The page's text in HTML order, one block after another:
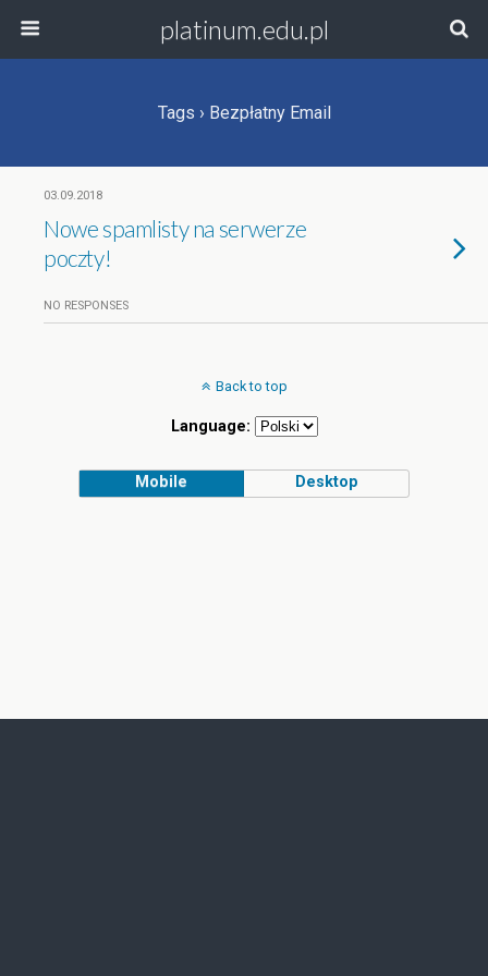
platinum.edu.pl
Tags › Bezpłatny Email
03.09.2018
Nowe spamlisty na serwerze
poczty!
NO RESPONSES
Back to top
Language:
Mobile Desktop